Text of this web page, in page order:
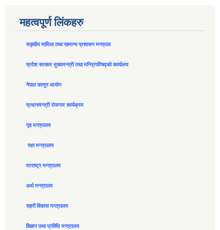
महत्वपूर्ण लिंकहरु
सङ्घीय मामिला तथा सामान्य प्रशासन मन्त्राल
प्रदेश सरकार मुख्यमन्त्री तथा मन्त्रिपरिषद्को कार्यालय
नेपाल कानून आयोग
प्रधानमन्त्री रोजगार कार्यक्रम
गृह मन्त्रालय
रक्षा मन्त्रालय
परराष्ट्र मन्त्रालय
अर्थ मन्त्रालय
सहरी विकास मन्त्रालय
विज्ञान तथा प्रविधि मन्त्रालय